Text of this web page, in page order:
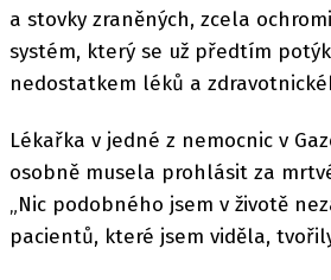
a stovky zraněných, zcela
systém, který se už předtím
nedostatkem léků a
Lékařka v jedné z nemocnic v
osobně musela prohlásit za
„Nic podobného jsem v životě
pacientů, které jsem viděla,